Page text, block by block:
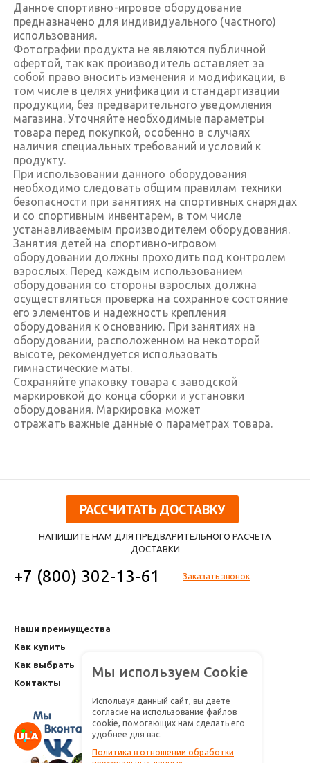
Данное спортивно-игровое оборудование
предназначено для индивидуального (частного)
использования.
Фотографии продукта не являются публичной
офертой, так как производитель оставляет за
собой право вносить изменения и модификации, в
том числе в целях унификации и стандартизации
продукции, без предварительного уведомления
магазина. Уточняйте необходимые параметры
товара перед покупкой, особенно в случаях
наличия специальных требований и условий к
продукту.
При использовании данного оборудования
необходимо следовать общим правилам техники
безопасности при занятиях на спортивных снарядах
и со спортивным инвентарем, в том числе
устанавливаемым производителем оборудования.
Занятия детей на спортивно-игровом
оборудовании должны проходить под контролем
взрослых. Перед каждым использованием
оборудования со стороны взрослых должна
осуществляться проверка на сохранное состояние
его элементов и надежность крепления
оборудования к основанию. При занятиях на
оборудовании, расположенном на некоторой
высоте, рекомендуется использовать
гимнастические маты.
Сохраняйте упаковку товара с заводской
маркировкой до конца сборки и установки
оборудования. Маркировка может
отражать важные данные о параметрах товара.
РАССЧИТАТЬ ДОСТАВКУ
НАПИШИТЕ НАМ ДЛЯ ПРЕДВАРИТЕЛЬНОГО РАСЧЕТА
ДОСТАВКИ
+7 (800) 302-13-61 Заказать звонок
Наши преимущества
Как купить
Как выбрать
Контакты
Мы используем Cookie
Используя данный сайт, вы даете
согласие на использование файлов
cookie, помогающих нам сделать его
удобнее для вас.
Политика в отношении обработки